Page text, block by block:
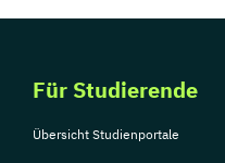
Für Studierende
Übersicht Studienportale